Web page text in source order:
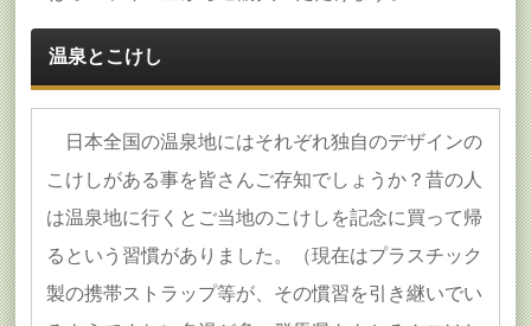
温泉とこけし
日本全国の温泉地にはそれぞれ独自のデザインの
こけしがある事を皆さんご存知でしょうか？昔の人
は温泉地に行くとご当地のこけしを記念に買って帰
るという習慣がありました。（現在はプラスチック
製の携帯ストラップ等が、その慣習を引き継いでい